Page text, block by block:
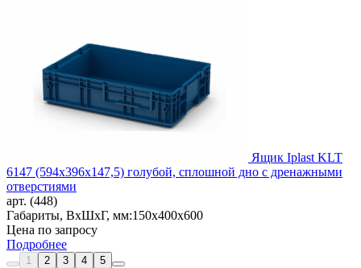
Ящик Iplast KLT
6147 (594х396х147,5) голубой, сплошной дно с дренажными
отверстиями
арт. (448)
Габариты, ВxШxГ, мм:150x400x600
Цена по запросу
Подробнее
1 2 3 4 5